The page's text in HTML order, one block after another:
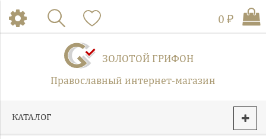
ЗОЛОТОЙ ГРИФОН
Православный интернет-магазин
0 ₽
КАТАЛОГ